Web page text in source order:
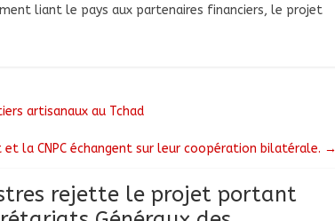
liant le pays aux partenaires financiers, le projet
artisanaux au Tchad
et la CNPC échangent sur leur coopération bilatérale. →
rejette le projet portant